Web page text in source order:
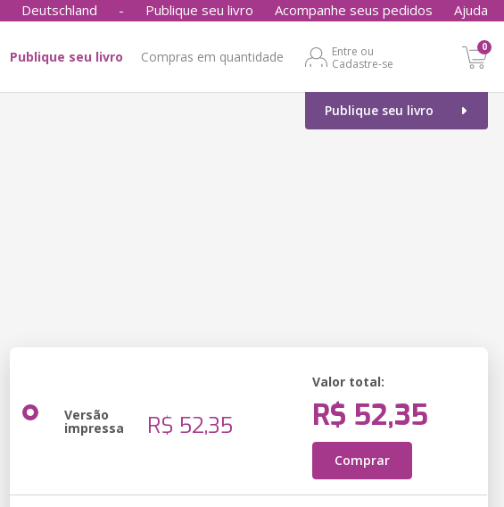
Deutschland - Publique seu livro Acompanhe seus pedidos Ajuda
Publique seu livro Compras em quantidade
Entre ou
Cadastre-se
0
Publique seu livro
Versão
impressa R$ 52,35
Valor total:
R$ 52,35
Comprar